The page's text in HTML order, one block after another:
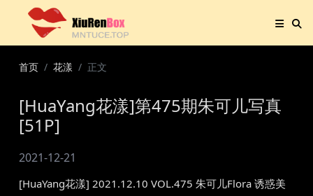
首页 花漾 正文
[HuaYang花漾]第475期朱可儿写真
[51P]
2021-12-21
[HuaYang花漾] 2021.12.10 VOL.475 朱可儿Flora 诱惑美